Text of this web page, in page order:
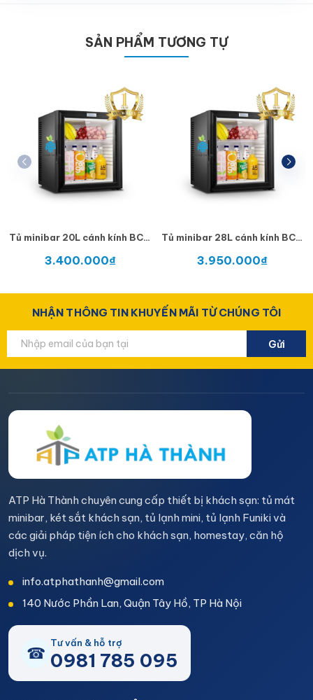
SẢN PHẨM TƯƠNG TỰ
Tủ minibar 20L cánh kính BCG-20B
3.400.000₫
Tủ minibar 28L cánh kính BCG-28B
3.950.000₫
NHẬN THÔNG TIN KHUYẾN MÃI TỪ CHÚNG TÔI
Gửi
ATP Hà Thành chuyên cung cấp thiết bị khách sạn: tủ mát
minibar, két sắt khách sạn, tủ lạnh mini, tủ lạnh Funiki và
các giải pháp tiện ích cho khách sạn, homestay, căn hộ
dịch vụ.
info.atphathanh@gmail.com
140 Nước Phần Lan, Quận Tây Hồ, TP Hà Nội
☎
Tư vấn & hỗ trợ
0981 785 095